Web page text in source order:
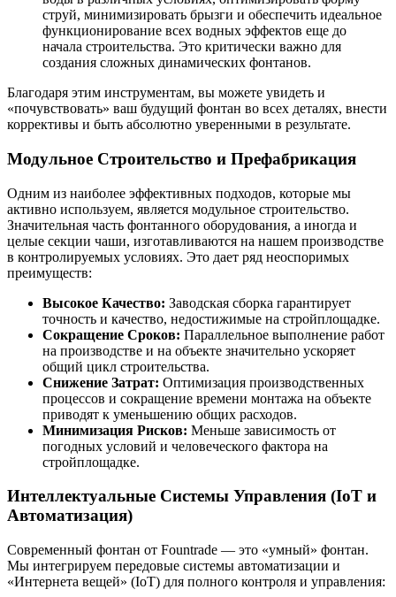
струй, минимизировать брызги и обеспечить идеальное
функционирование всех водных эффектов еще до
начала строительства. Это критически важно для
создания сложных динамических фонтанов.
Благодаря этим инструментам, вы можете увидеть и
«почувствовать» ваш будущий фонтан во всех деталях, внести
коррективы и быть абсолютно уверенными в результате.
Модульное Строительство и Префабрикация
Одним из наиболее эффективных подходов, которые мы
активно используем, является модульное строительство.
Значительная часть фонтанного оборудования, а иногда и
целые секции чаши, изготавливаются на нашем производстве
в контролируемых условиях. Это дает ряд неоспоримых
преимуществ:
Высокое Качество: Заводская сборка гарантирует
точность и качество, недостижимые на стройплощадке.
Сокращение Сроков: Параллельное выполнение работ
на производстве и на объекте значительно ускоряет
общий цикл строительства.
Снижение Затрат: Оптимизация производственных
процессов и сокращение времени монтажа на объекте
приводят к уменьшению общих расходов.
Минимизация Рисков: Меньше зависимость от
погодных условий и человеческого фактора на
стройплощадке.
Интеллектуальные Системы Управления (IoT и
Автоматизация)
Современный фонтан от Fountrade — это «умный» фонтан.
Мы интегрируем передовые системы автоматизации и
«Интернета вещей» (IoT) для полного контроля и управления: